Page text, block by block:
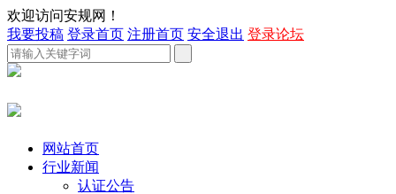
欢迎访问安规网！
我要投稿 登录首页 注册首页 安全退出 登录论坛
网站首页
行业新闻
认证公告